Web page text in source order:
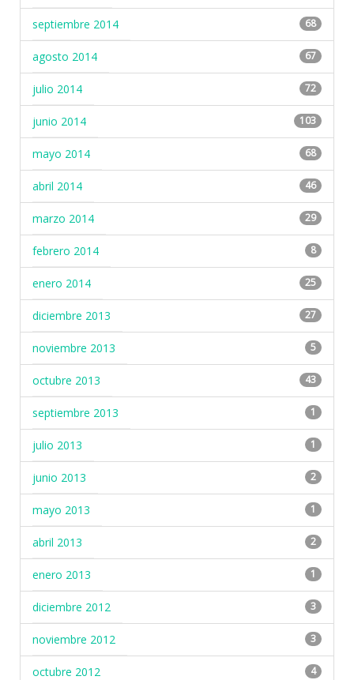
septiembre 2014 68
agosto 2014 67
julio 2014 72
junio 2014 103
mayo 2014 68
abril 2014 46
marzo 2014 29
febrero 2014 8
enero 2014 25
diciembre 2013 27
noviembre 2013 5
octubre 2013 43
septiembre 2013 1
julio 2013 1
junio 2013 2
mayo 2013 1
abril 2013 2
enero 2013 1
diciembre 2012 3
noviembre 2012 3
octubre 2012 4